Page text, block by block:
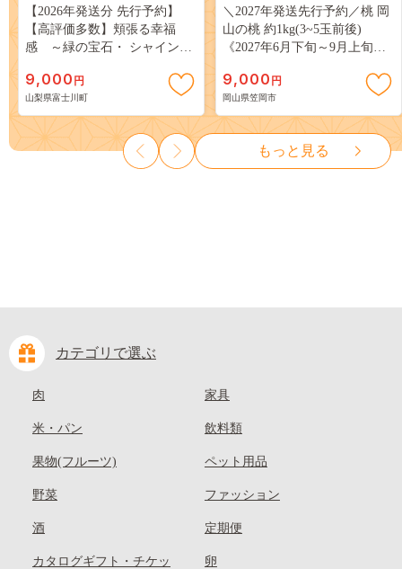
【2026年発送分 先行予約】
【高評価多数】頬張る幸福
感 ～緑の宝石・ シャインマ
３房） フルーツ 山梨県産 果
物 くだもの シャイン マスカ
ット ぶどう ブドウ 葡萄 大粒
種なし 先行予約 富士川町
10000円 一万円 9000円 九千円
9,000 円
山梨県富士川町
＼2027年発送先行予約／桃 岡
山の桃 約1kg(3~5玉前後)
《2027年6月下旬～9月上旬頃
岡山 はくとう スイーツ フル
ーツ 果物 デザート 旬 モモ も
も 先行予約 送料無料 果物 岡
山県 笠岡市 清水白桃 白鳳 白
麗 クール便---
kasaoka_zsy_419_100---
9,000 円
岡山県笠岡市
もっと見る
カテゴリで選ぶ
肉
米・パン
果物(フルーツ)
野菜
酒
カタログギフト・チケッ
家具
飲料類
ペット用品
ファッション
定期便
卵